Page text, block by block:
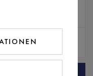
inkl. MwSt.
€ / m²